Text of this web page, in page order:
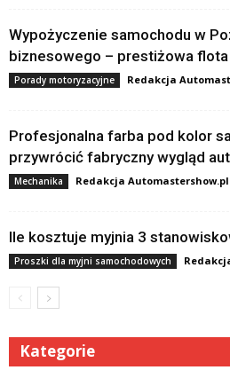
Wypożyczenie samochodu w
biznesowego – prestiżowa
Porady motoryzacyjne Redakcja
Profesjonalna farba pod kolor
przywrócić fabryczny wygląd
Mechanika Redakcja Automastershow.pl
Ile kosztuje myjnia 3
Proszki dla myjni samochodowych
Kategorie